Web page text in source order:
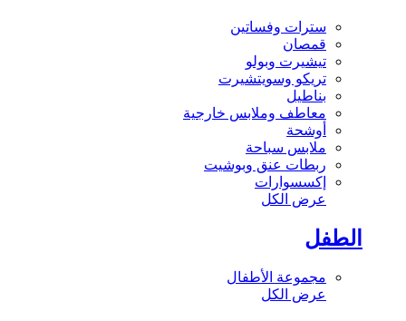
سترات وفساتين
قمصان
تيشيرت وبولو
تريكو وسويتشيرت
بناطيل
معاطف وملابس خارجية
أوشحة
ملابس سباحة
ربطات عنق وبوشيت
إكسسوارات
عرض الكل
الطفل
مجموعة الأطفال
عرض الكل